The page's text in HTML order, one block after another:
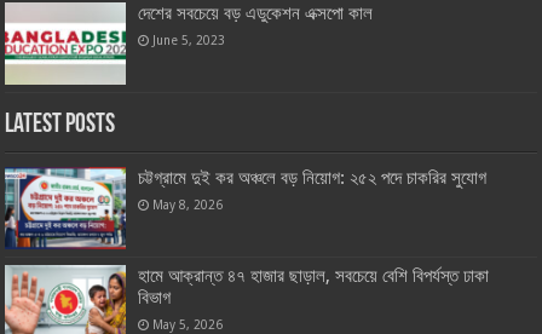
দেশের সবচেয়ে বড় এডুকেশন এক্সপো কাল
June 5, 2023
Latest Posts
চট্টগ্রামে দুই কর অঞ্চলে বড় নিয়োগ: ২৫২ পদে চাকরির সুযোগ
May 8, 2026
হামে আক্রান্ত ৪৭ হাজার ছাড়াল, সবচেয়ে বেশি বিপর্যস্ত ঢাকা
বিভাগ
May 5, 2026